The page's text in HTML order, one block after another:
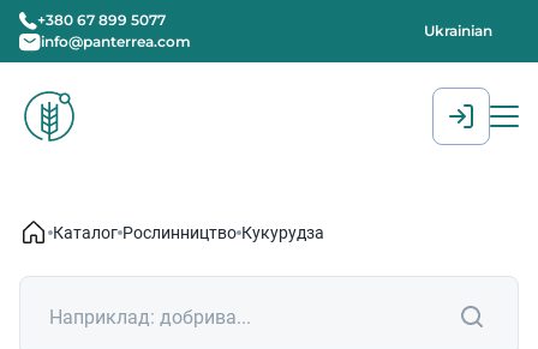
+380 67 899 5077
info@panterrea.com
Ukrainian
Каталог Рослинництво Кукурудза